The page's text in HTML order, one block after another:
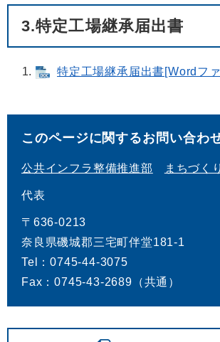
3.特定工場継承届出書
特定工場継承届出書[Wordフ
このページに関するお問い合わ
公共インフラ整備推進部 まちづく
代表
〒636-0213
奈良県磯城郡三宅町伴堂181‐1
Tel：0745-44-3075
Fax：0745-43-2689（共通）